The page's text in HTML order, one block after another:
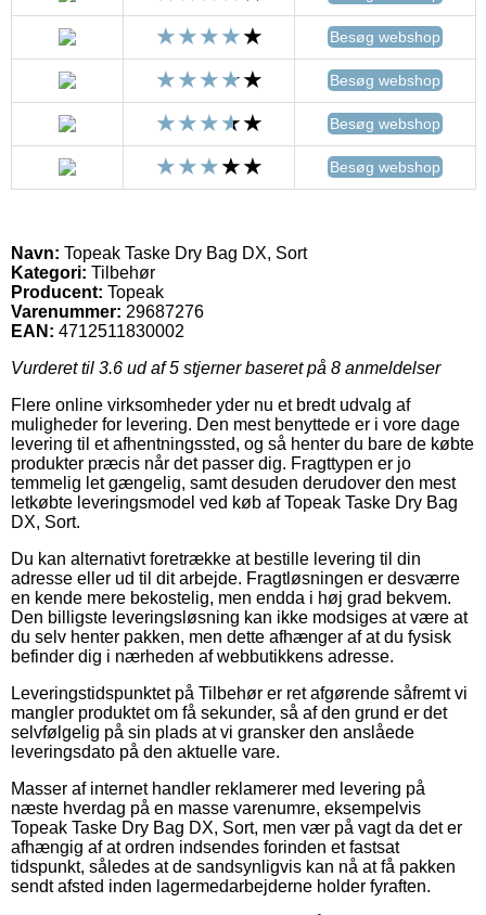
Besøg webshop
Besøg webshop
Besøg webshop
Besøg webshop
Navn: Topeak Taske Dry Bag DX, Sort
Kategori: Tilbehør
Producent: Topeak
Varenummer: 29687276
EAN: 4712511830002
Vurderet til 3.6 ud af 5 stjerner baseret på 8 anmeldelser
Flere online virksomheder yder nu et bredt udvalg af
muligheder for levering. Den mest benyttede er i vore dage
levering til et afhentningssted, og så henter du bare de købte
produkter præcis når det passer dig. Fragttypen er jo
temmelig let gængelig, samt desuden derudover den mest
letkøbte leveringsmodel ved køb af Topeak Taske Dry Bag
DX, Sort.
Du kan alternativt foretrække at bestille levering til din
adresse eller ud til dit arbejde. Fragtløsningen er desværre
en kende mere bekostelig, men endda i høj grad bekvem.
Den billigste leveringsløsning kan ikke modsiges at være at
du selv henter pakken, men dette afhænger af at du fysisk
befinder dig i nærheden af webbutikkens adresse.
Leveringstidspunktet på Tilbehør er ret afgørende såfremt vi
mangler produktet om få sekunder, så af den grund er det
selvfølgelig på sin plads at vi gransker den anslåede
leveringsdato på den aktuelle vare.
Masser af internet handler reklamerer med levering på
næste hverdag på en masse varenumre, eksempelvis
Topeak Taske Dry Bag DX, Sort, men vær på vagt da det er
afhængig af at ordren indsendes forinden et fastsat
tidspunkt, således at de sandsynligvis kan nå at få pakken
sendt afsted inden lagermedarbejderne holder fyraften.